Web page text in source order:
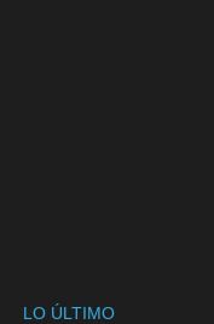
LO ÚLTIMO